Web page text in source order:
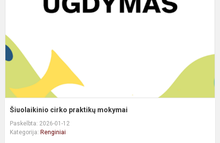
Šiuolaikinio cirko praktikų mokymai
Paskelbta: 2026-01-12
Kategorija: Renginiai